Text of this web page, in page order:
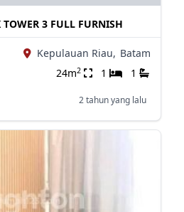
3 FULL FURNISH
Kepulauan Riau, Batam
24m2 1 1
2 tahun yang lalu